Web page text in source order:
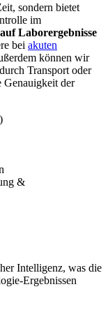
sondern bietet
im
Laborergebnisse
bei akuten
können wir
Transport oder
Genauigkeit der
&
Intelligenz, was die
Ergebnissen